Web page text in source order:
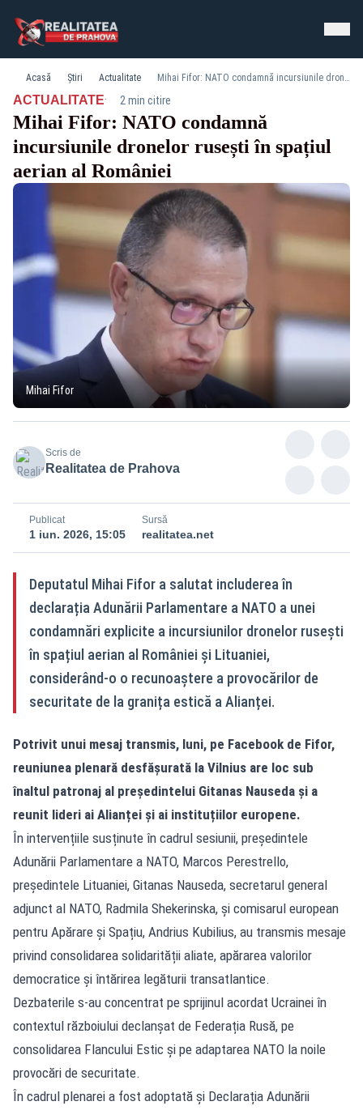
Acasă Știri Actualitate Mihai Fifor: NATO condamnă incursiunile dronelor rusești în spațiul aerian al României
ACTUALITATE· 2 min citire
Mihai Fifor: NATO condamnă
incursiunile dronelor rusești în spațiul
aerian al României
Mihai Fifor
Scris de
Realitatea de Prahova
Publicat
1 iun. 2026, 15:05
Sursă
realitatea.net
Deputatul Mihai Fifor a salutat includerea în
declarația Adunării Parlamentare a NATO a unei
condamnări explicite a incursiunilor dronelor rusești
în spațiul aerian al României și Lituaniei,
considerând-o o recunoaștere a provocărilor de
securitate de la granița estică a Alianței.
Potrivit unui mesaj transmis, luni, pe Facebook de Fifor,
reuniunea plenară desfășurată la Vilnius are loc sub
înaltul patronaj al președintelui Gitanas Nauseda și a
reunit lideri ai Alianței și ai instituțiilor europene.
În intervențiile susținute în cadrul sesiunii, președintele
Adunării Parlamentare a NATO, Marcos Perestrello,
președintele Lituaniei, Gitanas Nauseda, secretarul general
adjunct al NATO, Radmila Shekerinska, și comisarul european
pentru Apărare și Spațiu, Andrius Kubilius, au transmis mesaje
privind consolidarea solidarității aliate, apărarea valorilor
democratice și întărirea legăturii transatlantice.
Dezbaterile s-au concentrat pe sprijinul acordat Ucrainei în
contextul războiului declanșat de Federația Rusă, pe
consolidarea Flancului Estic și pe adaptarea NATO la noile
provocări de securitate.
În cadrul plenarei a fost adoptată și Declarația Adunării